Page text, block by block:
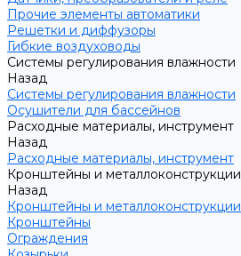
Прочие элементы автоматики
Решетки и диффузоры
Гибкие воздуховоды
Системы регулирования влажности
Назад
Системы регулирования влажности
Осушители для бассейнов
Расходные материалы, инструмент
Назад
Расходные материалы, инструмент
Кронштейны и металлоконструкции
Назад
Кронштейны и металлоконструкции
Кронштейны
Ограждения